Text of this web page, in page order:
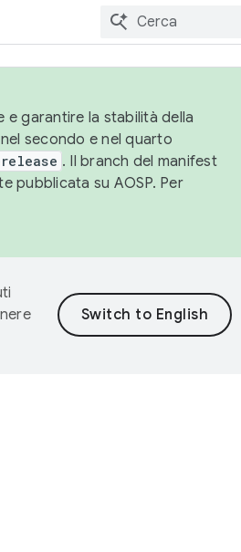
e garantire la stabilità della
secondo e nel quarto
. Il branch del manifest
pubblicata su AOSP. Per